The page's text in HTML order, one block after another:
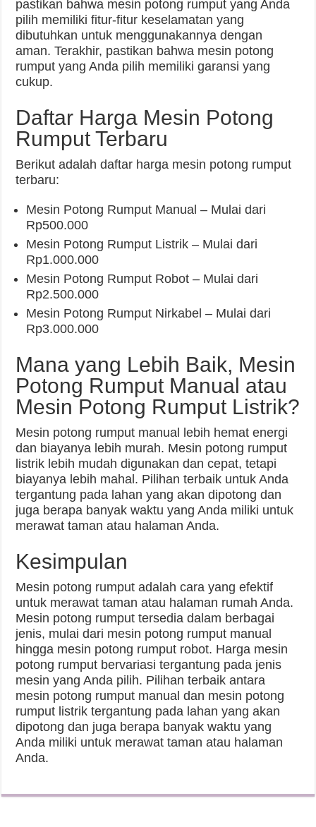
pastikan bahwa mesin potong rumput yang Anda
pilih memiliki fitur-fitur keselamatan yang
dibutuhkan untuk menggunakannya dengan
aman. Terakhir, pastikan bahwa mesin potong
rumput yang Anda pilih memiliki garansi yang
cukup.
Daftar Harga Mesin Potong
Rumput Terbaru
Berikut adalah daftar harga mesin potong rumput
terbaru:
Mesin Potong Rumput Manual – Mulai dari
Rp500.000
Mesin Potong Rumput Listrik – Mulai dari
Rp1.000.000
Mesin Potong Rumput Robot – Mulai dari
Rp2.500.000
Mesin Potong Rumput Nirkabel – Mulai dari
Rp3.000.000
Mana yang Lebih Baik, Mesin
Potong Rumput Manual atau
Mesin Potong Rumput Listrik?
Mesin potong rumput manual lebih hemat energi
dan biayanya lebih murah. Mesin potong rumput
listrik lebih mudah digunakan dan cepat, tetapi
biayanya lebih mahal. Pilihan terbaik untuk Anda
tergantung pada lahan yang akan dipotong dan
juga berapa banyak waktu yang Anda miliki untuk
merawat taman atau halaman Anda.
Kesimpulan
Mesin potong rumput adalah cara yang efektif
untuk merawat taman atau halaman rumah Anda.
Mesin potong rumput tersedia dalam berbagai
jenis, mulai dari mesin potong rumput manual
hingga mesin potong rumput robot. Harga mesin
potong rumput bervariasi tergantung pada jenis
mesin yang Anda pilih. Pilihan terbaik antara
mesin potong rumput manual dan mesin potong
rumput listrik tergantung pada lahan yang akan
dipotong dan juga berapa banyak waktu yang
Anda miliki untuk merawat taman atau halaman
Anda.